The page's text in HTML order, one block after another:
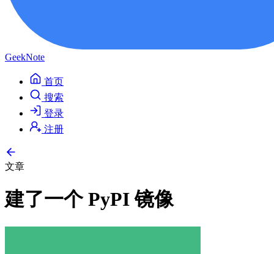
GeekNote
首页
搜索
登录
注册
文章
建了一个 PyPI 镜像